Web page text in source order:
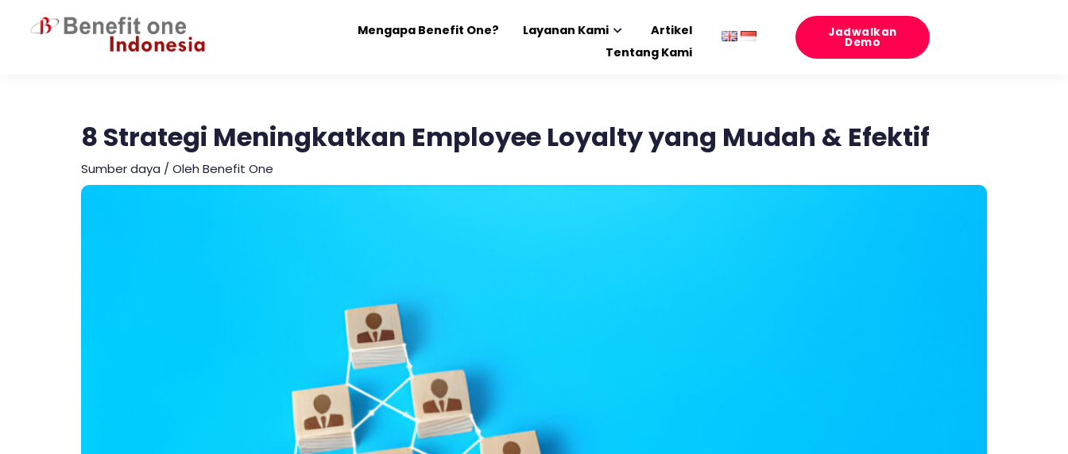
Mengapa Benefit One? Layanan Kami
Artikel
Tentang Kami
Jadwalkan
Demo
8 Strategi Meningkatkan Employee Loyalty yang Mudah & Efektif
Sumber daya / Oleh Benefit One